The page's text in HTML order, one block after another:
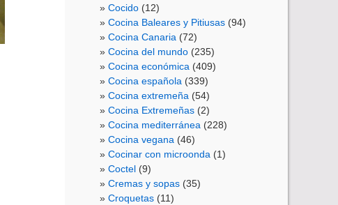
Cocido (12)
Cocina Baleares y Pitiusas (94)
Cocina Canaria (72)
Cocina del mundo (235)
Cocina económica (409)
Cocina española (339)
Cocina extremeña (54)
Cocina Extremeñas (2)
Cocina mediterránea (228)
Cocina vegana (46)
Cocinar con microonda (1)
Coctel (9)
Cremas y sopas (35)
Croquetas (11)